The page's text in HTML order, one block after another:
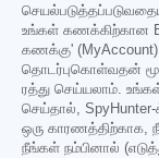
உங்கள் கணக்கிற்கான
கணக்கு'
தொடர்புகொள்வதன்
ரத்து செய்யலாம்.
செய்தால்,
ஒரு காரணத்திற்காக,
நீங்கள் நம்பினால்